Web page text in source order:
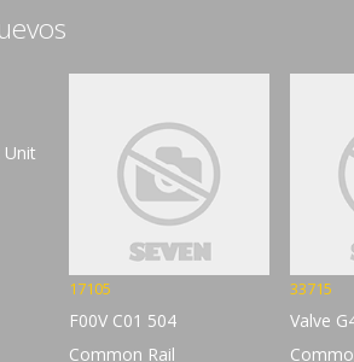
Unit
17105
F00V C01 504
Common Rail
33715
Valve